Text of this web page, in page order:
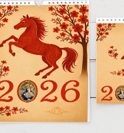
Выберите из списка: